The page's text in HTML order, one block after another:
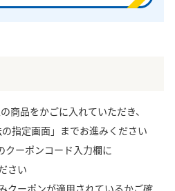
商品をかごに入れていただき、
指定画面」までお進みください
クーポンコード入力欄に
さい
クーポンが適用されているかご確